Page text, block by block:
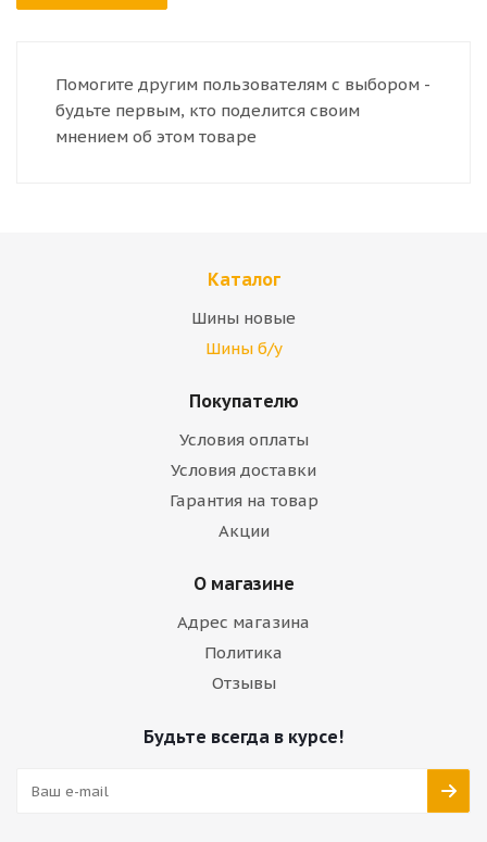
Помогите другим пользователям с выбором -
будьте первым, кто поделится своим
мнением об этом товаре
Каталог
Шины новые
Шины б/у
Покупателю
Условия оплаты
Условия доставки
Гарантия на товар
Акции
О магазине
Адрес магазина
Политика
Отзывы
Будьте всегда в курсе!